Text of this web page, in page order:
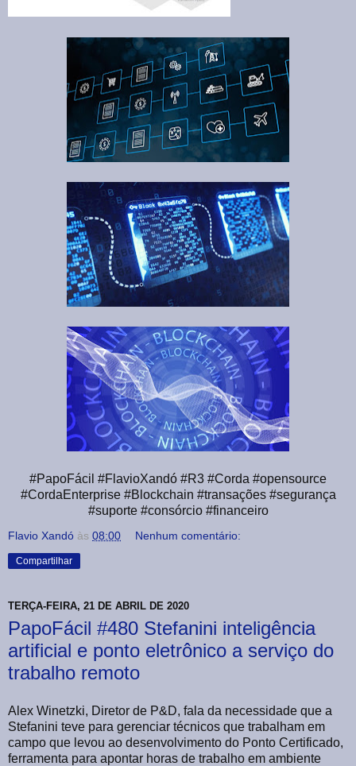
#PapoFácil #FlavioXandó #R3 #Corda #opensource
#CordaEnterprise #Blockchain #transações #segurança
#suporte #consórcio #financeiro
Flavio Xandó às 08:00 Nenhum comentário:
Compartilhar
TERÇA-FEIRA, 21 DE ABRIL DE 2020
PapoFácil #480 Stefanini inteligência
artificial e ponto eletrônico a serviço do
trabalho remoto
Alex Winetzki, Diretor de P&D, fala da necessidade que a
Stefanini teve para gerenciar técnicos que trabalham em
campo que levou ao desenvolvimento do Ponto Certificado,
ferramenta para apontar horas de trabalho em ambiente